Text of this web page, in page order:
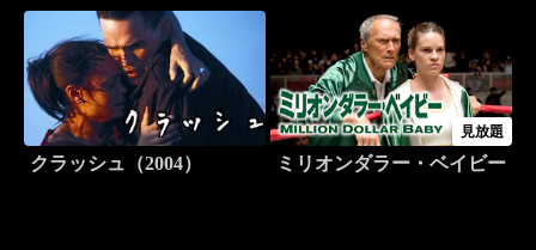
クラッシュ（2004）
見放題
ミリオンダラー・ベイビー